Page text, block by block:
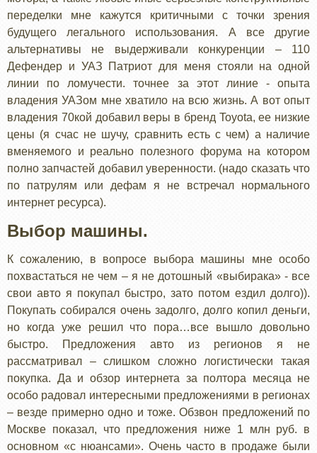
переделки мне кажутся критичными с точки зрения
будущего легального использования. А все другие
альтернативы не выдерживали конкуренции – 110
Дефендер и УАЗ Патриот для меня стояли на одной
линии по ломучести. точнее за этот линие - опыта
владения УАЗом мне хватило на всю жизнь. А вот опыт
владения 70кой добавил веры в бренд Toyota, ее низкие
цены (я счас не шучу, сравнить есть с чем) а наличие
вменяемого и реально полезного форума на котором
полно запчастей добавил уверенности. (надо сказать что
по патрулям или дефам я не встречал нормального
интернет ресурса).
Выбор машины.
К сожалению, в вопросе выбора машины мне особо
похвастаться не чем – я не дотошный «выбирака» - все
свои авто я покупал быстро, зато потом ездил долго)).
Покупать собирался очень задолго, долго копил деньги,
но когда уже решил что пора…все вышло довольно
быстро. Предложения авто из регионов я не
рассматривал – слишком сложно логистически такая
покупка. Да и обзор интернета за полтора месяца не
особо радовал интересными предложениями в регионах
– везде примерно одно и тоже. Обзвон предложений по
Москве показал, что предложения ниже 1 млн руб. в
основном «с нюансами». Очень часто в продаже были